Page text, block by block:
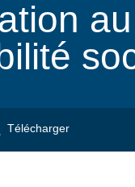
Télécharger